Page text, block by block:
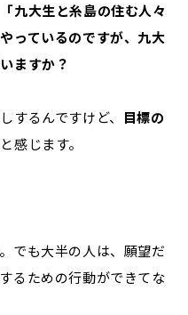
九大生と糸島の住む人々
っているのですが、九大
ますか？
するんですけど、
目標の
感じます。
でも大半の人は、願望だ
るための行動ができてな